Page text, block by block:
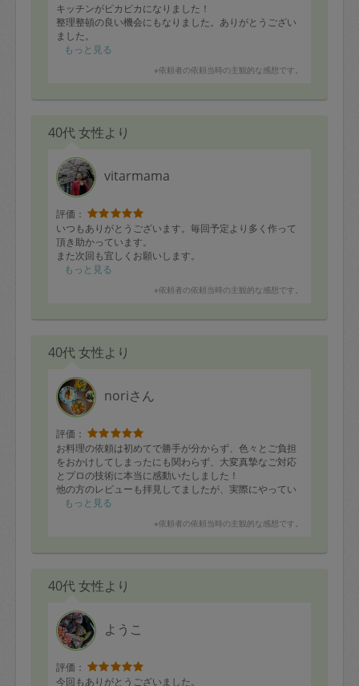
キッチンがピカピカになりました！
整理整頓の良い機会にもなりました。ありがとうござい
ました。
もっと見る
※依頼者の依頼当時の主観的な感想です。
40代 女性より
vitarmama
評価：
いつもありがとうございます。毎回予定より多く作って
頂き助かっています。
また次回も宜しくお願いします。
もっと見る
※依頼者の依頼当時の主観的な感想です。
40代 女性より
noriさん
評価：
お料理の依頼は初めてで勝手が分からず、色々とご負担
をおかけしてしまったにも関わらず、大変真摯なご対応
とプロの技術に本当に感動いたしました！
他の方のレビューも拝見してましたが、実際にやってい
ただくと「すごい！」の一言。味付けはもちろん栄養バ
も、スパイシーチキンやお野菜たっぷりのつくねなど少
に…。（いつもは疲労困憊の中なんとか息子が食べそう
ので、ことのほかありがたかったです。）
なりました。お料理のみならず、晒した玉ねぎですらす
ごくしっかり辛味抜きされていて、普段自分でもセオリ
ー通り氷水やお酢に晒してるのに一体何が違うのか！？
ととにかくびっくりし通しでした。プロの技ってすごい
ですね。。。
また今回は初回ということでメニューをご提示いただ
もっと見る
※依頼者の依頼当時の主観的な感想です。
40代 女性より
ようこ
評価：
今回もありがとうございました。